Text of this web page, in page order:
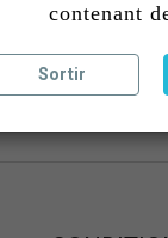
contenant
Sortir